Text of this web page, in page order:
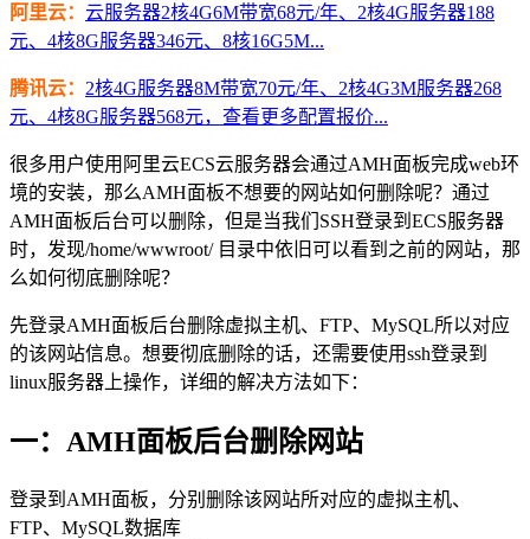
阿里云： 云服务器2核4G6M带宽68元/年、2核4G服务器188
元、4核8G服务器346元、8核16G5M...
腾讯云： 2核4G服务器8M带宽70元/年、2核4G3M服务器268
元、4核8G服务器568元，查看更多配置报价...
很多用户使用阿里云ECS云服务器会通过AMH面板完成web环
境的安装，那么AMH面板不想要的网站如何删除呢？通过
AMH面板后台可以删除，但是当我们SSH登录到ECS服务器
时，发现/home/wwwroot/ 目录中依旧可以看到之前的网站，那
么如何彻底删除呢？
先登录AMH面板后台删除虚拟主机、FTP、MySQL所以对应
的该网站信息。想要彻底删除的话，还需要使用ssh登录到
linux服务器上操作，详细的解决方法如下：
一：AMH面板后台删除网站
登录到AMH面板，分别删除该网站所对应的虚拟主机、
FTP、MySQL数据库